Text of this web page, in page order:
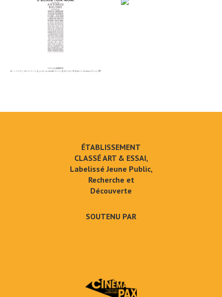
ÉTABLISSEMENT
CLASSÉ ART & ESSAI,
Labelissé Jeune Public,
Recherche et
Découverte
SOUTENU PAR